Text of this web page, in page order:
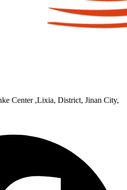
Center ,Lixia, District, Jinan City,